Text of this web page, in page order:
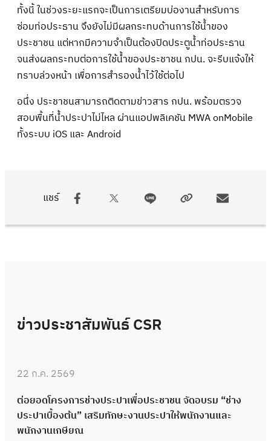
แชร์
ทั้งนี้ ในช่วงระยะแรกจะเป็นการเตรียมบ่องานสำหรับการ
ซ่อมท่อประธาน จึงยังไม่มีผลกระทบด้านการใช้น้ำของ
ประชาชน แต่หากมีความจำเป็นต้องปิดประตูน้ำท่อประธาน
จนส่งผลกระทบต่อการใช้น้ำของประชาชน กปน. จะรีบแจ้งให้
ทราบล่วงหน้า เพื่อการสำรองน้ำไว้ใช้ต่อไป
อนึ่ง ประชาชนสามารถติดตามข่าวสาร กปน. พร้อมตรวจ
สอบพื้นที่น้ำประปาไม่ไหล ผ่านแอปพลิเคชัน MWA onMobile
ทั้งระบบ iOS และ Android
ข่าวประชาสัมพันธ์ CSR
22 ก.ค. 2569
ต่อยอดโครงการช่างประปาเพื่อประชาชน จัดอบรม “ช่าง
ประปาเบื้องต้น” เสริมทักษะงานประปาให้พนักงานและ
พนักงานเกษียณ